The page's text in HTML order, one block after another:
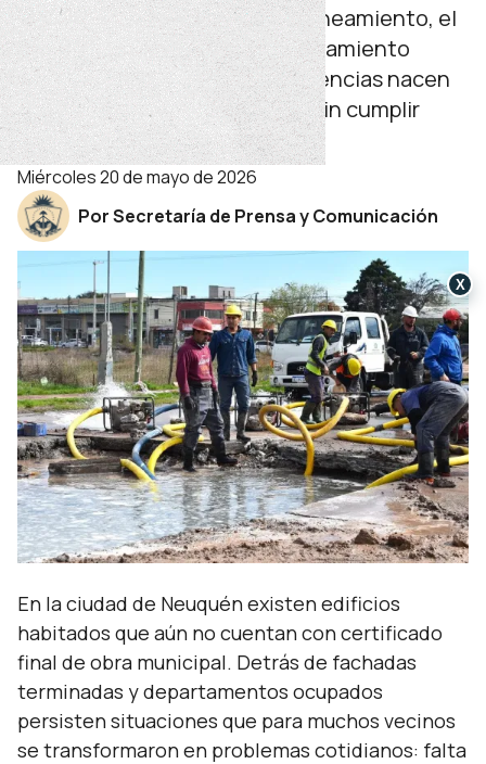
vecinos por fallas en agua y saneamiento, el
Ente Provincial de Agua y Saneamiento
(EPAS) sostiene que las deficiencias nacen
en obras privadas ejecutadas sin cumplir
exigencias técnicas y legales.
miércoles 20 de mayo de 2026
Por Secretaría de Prensa y Comunicación
En la ciudad de Neuquén existen edificios
habitados que aún no cuentan con certificado
final de obra municipal. Detrás de fachadas
terminadas y departamentos ocupados
persisten situaciones que para muchos vecinos
se transformaron en problemas cotidianos: falta
X